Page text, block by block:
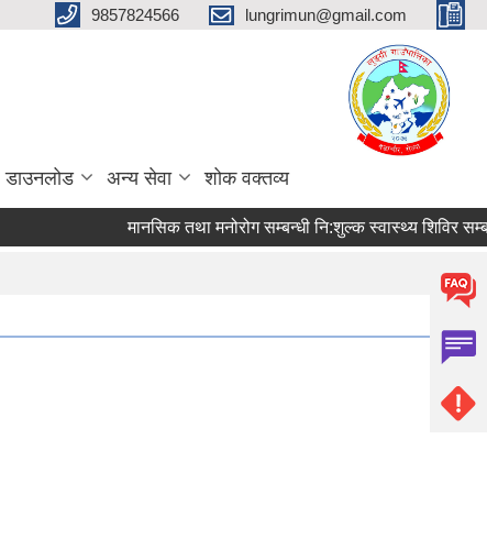
9857824566 lungrimun@gmail.com
डाउनलोड अन्य सेवा शोक वक्तव्य
मानसिक तथा मनोरोग सम्बन्धी नि:शुल्क स्वास्थ्य शिविर